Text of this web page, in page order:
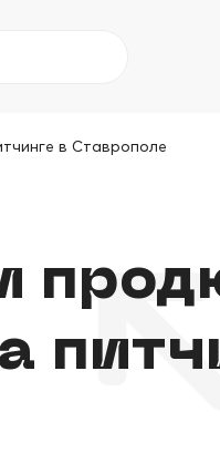
в Ставрополе